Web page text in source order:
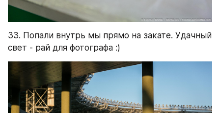
33. Попали внутрь мы прямо на закате. Удачный
свет - рай для фотографа :)